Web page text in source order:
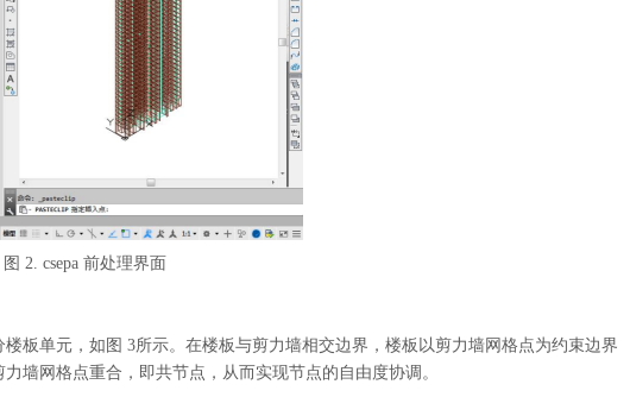
图 2. csepa 前处理界面
板单元，如图 3所示。在楼板与剪力墙相交边界，楼板以剪力墙网格点为约束边界
墙网格点重合，即共节点，从而实现节点的自由度协调。